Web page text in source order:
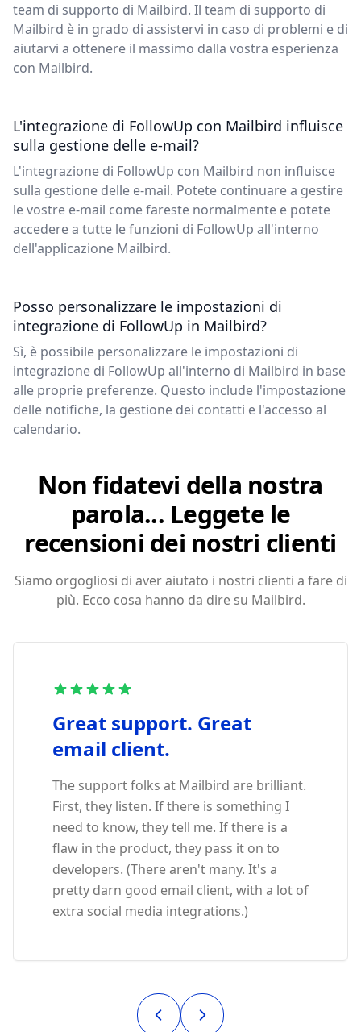
team di supporto di Mailbird. Il team di supporto di
Mailbird è in grado di assistervi in caso di problemi e di
aiutarvi a ottenere il massimo dalla vostra esperienza
con Mailbird.
L'integrazione di FollowUp con Mailbird influisce
sulla gestione delle e-mail?
L'integrazione di FollowUp con Mailbird non influisce
sulla gestione delle e-mail. Potete continuare a gestire
le vostre e-mail come fareste normalmente e potete
accedere a tutte le funzioni di FollowUp all'interno
dell'applicazione Mailbird.
Posso personalizzare le impostazioni di
integrazione di FollowUp in Mailbird?
Sì, è possibile personalizzare le impostazioni di
integrazione di FollowUp all'interno di Mailbird in base
alle proprie preferenze. Questo include l'impostazione
delle notifiche, la gestione dei contatti e l'accesso al
calendario.
Non fidatevi della nostra
parola... Leggete le
recensioni dei nostri clienti
Siamo orgogliosi di aver aiutato i nostri clienti a fare di
più. Ecco cosa hanno da dire su Mailbird.
Great support. Great
email client.
The support folks at Mailbird are brilliant.
First, they listen. If there is something I
need to know, they tell me. If there is a
flaw in the product, they pass it on to
developers. (There aren't many. It's a
pretty darn good email client, with a lot of
extra social media integrations.)